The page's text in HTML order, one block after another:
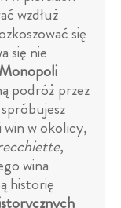
wzdłuż
się
się nie
Monopoli
podróż przez
win w okolicy,
,
wina
historię